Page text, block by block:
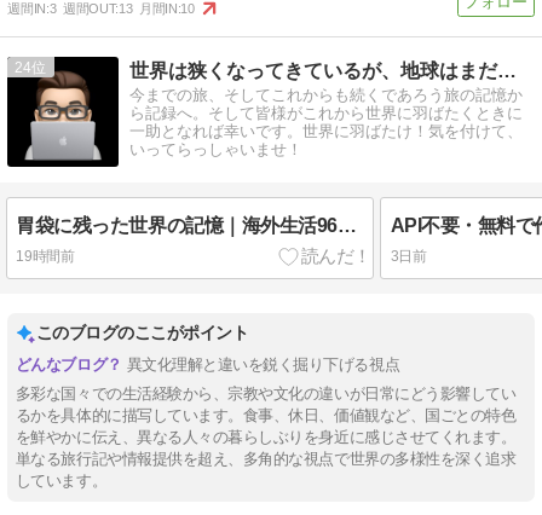
週間IN:3 週間OUT:13 月間IN:10
24 世界は狭くなってきているが、地球はまだまだでかい！
今までの旅、そしてこれからも続くであろう旅の記憶か
ら記録へ。そして皆様がこれから世界に羽ばたくときに
一助となれば幸いです。世界に羽ばたけ！気を付けて、
いってらっしゃいませ！
胃袋に残った世界の記憶｜海外生活960日で出会った食文化と食事の違い（海外クロニクル外伝）
19時間前 3日前
このブログのここがポイント
異文化理解と違いを鋭く掘り下げる視点
多彩な国々での生活経験から、宗教や文化の違いが日常にどう影響してい
るかを具体的に描写しています。食事、休日、価値観など、国ごとの特色
を鮮やかに伝え、異なる人々の暮らしぶりを身近に感じさせてくれます。
単なる旅行記や情報提供を超え、多角的な視点で世界の多様性を深く追求
しています。